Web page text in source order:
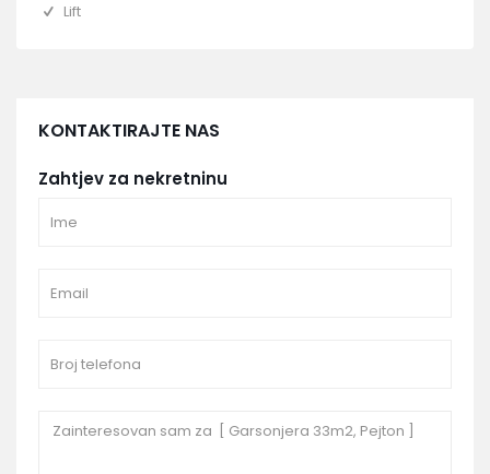
Lift
KONTAKTIRAJTE NAS
Zahtjev za nekretninu